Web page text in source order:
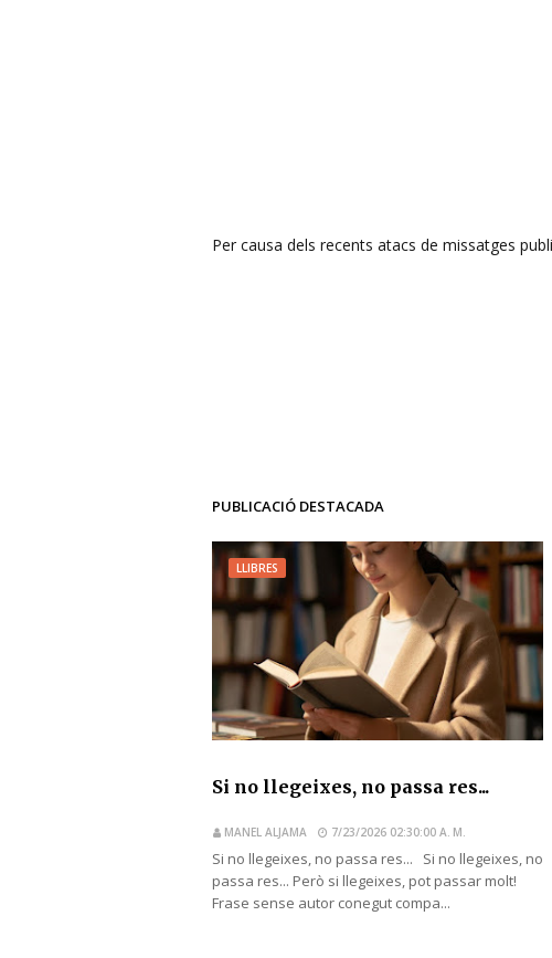
Per causa dels recents atacs de missatges
PUBLICACIÓ DESTACADA
LLIBRES
Si no llegeixes, no passa res...
MANEL ALJAMA 7/23/2026 02:30:00 A. M.
Si no llegeixes, no passa res... Si no llegeixes, no
passa res... Però si llegeixes, pot passar molt!
Frase sense autor conegut compa...